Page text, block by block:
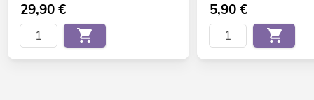
29,90€ 5,90€